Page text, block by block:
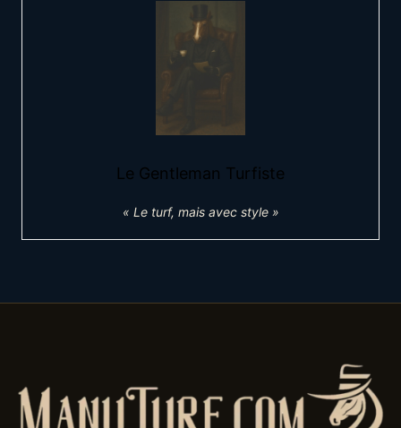
Le Gentleman Turfiste
« Le turf, mais avec style »